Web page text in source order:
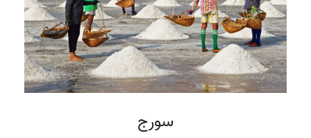
سورج